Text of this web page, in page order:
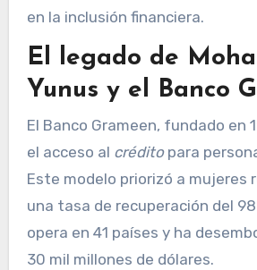
en la inclusión financiera.
El legado de
Yunus y el Banco
El Banco Grameen, fundado en
el acceso al créditopara
Este modelo priorizó a mujeres
una tasa de recuperación del
opera en 41 países y ha
30 mil millones de dólares.